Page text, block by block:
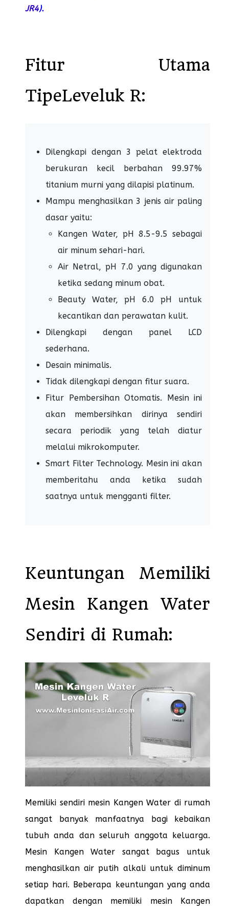
JR4).
Fitur Utama
TipeLeveluk R:
Dilengkapi dengan 3 pelat elektroda
berukuran kecil berbahan 99.97%
titanium murni yang dilapisi platinum.
Mampu menghasilkan 3 jenis air paling
dasar yaitu:
Kangen Water, pH 8.5-9.5 sebagai
air minum sehari-hari.
Air Netral, pH 7.0 yang digunakan
ketika sedang minum obat.
Beauty Water, pH 6.0 pH untuk
kecantikan dan perawatan kulit.
Dilengkapi dengan panel LCD
sederhana.
Desain minimalis.
Tidak dilengkapi dengan fitur suara.
Fitur Pembersihan Otomatis. Mesin ini
akan membersihkan dirinya sendiri
secara periodik yang telah diatur
melalui mikrokomputer.
Smart Filter Technology. Mesin ini akan
memberitahu anda ketika sudah
saatnya untuk mengganti filter.
Keuntungan Memiliki
Mesin Kangen Water
Sendiri di Rumah:
Memiliki sendiri mesin Kangen Water di rumah
sangat banyak manfaatnya bagi kebaikan
tubuh anda dan seluruh anggota keluarga.
Mesin Kangen Water sangat bagus untuk
menghasilkan air putih alkali untuk diminum
setiap hari. Beberapa keuntungan yang anda
dapatkan dengan memiliki mesin Kangen